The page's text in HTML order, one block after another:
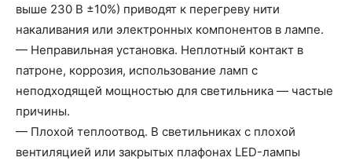
выше 230 В ±10%) приводят к перегреву нити
накаливания или электронных компонентов в лампе.
— Неправильная установка. Неплотный контакт в
патроне, коррозия, использование ламп с
неподходящей мощностью для светильника — частые
причины.
— Плохой теплоотвод. В светильниках с плохой
вентиляцией или закрытых плафонах LED-лампы